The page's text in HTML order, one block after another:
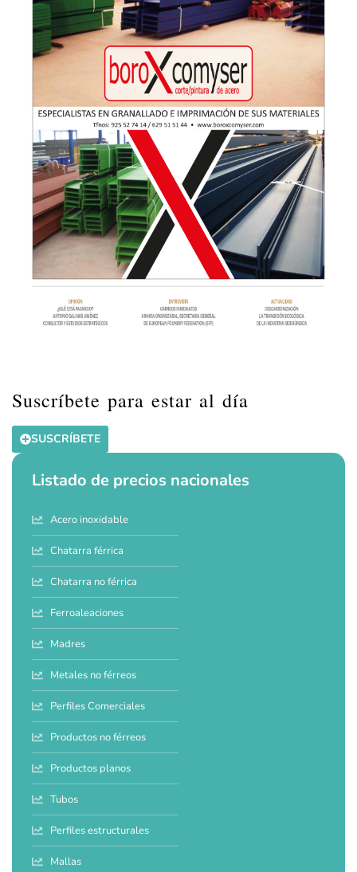
Suscríbete para estar al día
SUSCRÍBETE
Listado de precios nacionales
Acero inoxidable
Chatarra férrica
Chatarra no férrica
Ferroaleaciones
Madres
Metales no férreos
Perfiles Comerciales
Productos no férreos
Productos planos
Tubos
Perfiles estructurales
Mallas